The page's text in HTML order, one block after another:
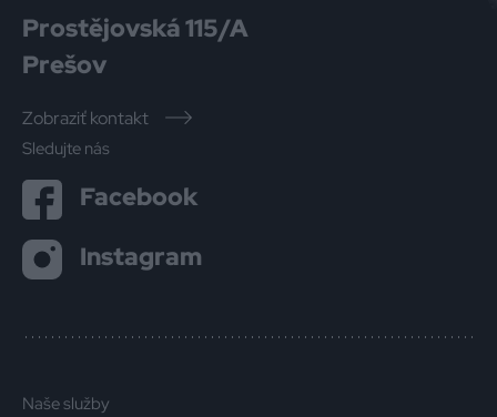
Prostějovská 115/A
Prešov
Zobraziť kontakt
Sledujte nás
Facebook
Instagram
Naše služby